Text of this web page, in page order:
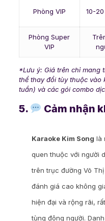
Phòng VIP 10-
Phòng Super
VIP
*Lưu ý: Giá trên chỉ mang
thể thay đổi tùy thuộc
tuần) và các gói combo
5. Cảm nhận
Karaoke Kim Song là
quen thuộc với người
trên trục đường Võ
đánh giá cao không
hiện đại và rộng rãi,
tùng đông người.